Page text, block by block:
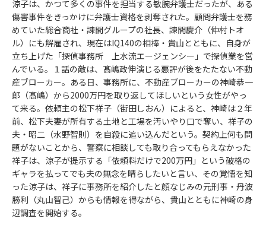
涼子は、かつて多くの事件を担当する敏腕弁護士だったが、ある
傷害事件をきっかけに弁護士資格を剥奪された。顧問弁護士を務
めていた総合商社・諫間グループの社長、諫間慶介（仲村トオ
ル）にも解雇され、現在はIQ140の相棒・貴山とともに、自身が
立ち上げた「探偵事務所 上水流エージェンシー」で探偵業を営
んでいる。１話の敵は、髙嶋政伸演じる悪評が後をたたない不動
産ブローカー。ある日、事務所に、不動産ブローカーの神崎恭一
郎（髙嶋）から2000万円を取り返してほしいという女性がやっ
て来る。依頼主の松下祥子（街田しおん）によると、神崎は２年
前、松下夫妻が所有する土地と工場を汚いやり口で奪い、祥子の
夫・昭二（水野智則）を自殺に追い込んだという。契約上何も問
題がないことから、警察に相談しても取り合ってもらえなかった
祥子は、涼子が提示する「依頼料だけで200万円」という破格の
ギャラを払ってでも夫の無念を晴らしたいと言い、その覚悟を知
った涼子は、祥子に事務所を紹介したと顔なじみの元刑事・丹波
勝利（丸山智己）からも情報を得ながら、貴山とともに神崎の身
辺調査を開始する。